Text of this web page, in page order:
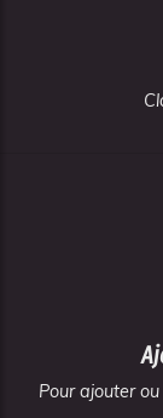
Pour ajouter